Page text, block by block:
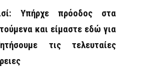
Υπήρχε πρόοδος στα
και είμαστε εδώ για
τις τελευταίες